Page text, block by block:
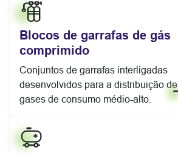
Blocos de garrafas de gás
comprimido
Conjuntos de garrafas interligadas
desenvolvidos para a distribuição de
gases de consumo médio-alto.